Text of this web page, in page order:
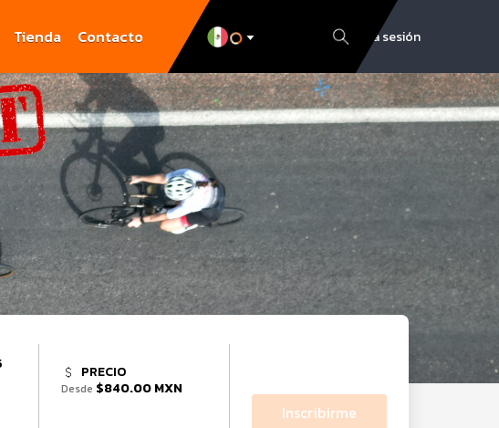
Tienda Contacto Inicia sesión
PRECIO
Desde $840.00 MXN
Inscribirme